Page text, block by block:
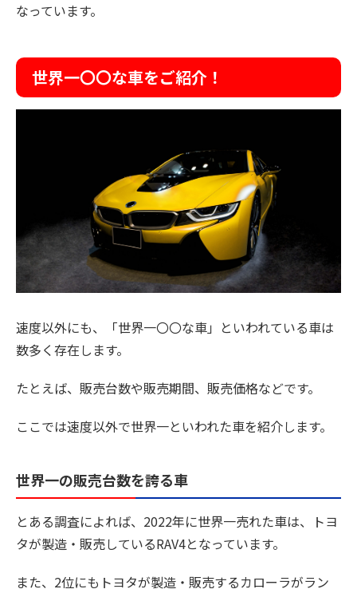
なっています。
世界一〇〇な車をご紹介！
速度以外にも、「世界一〇〇な車」といわれている車は
数多く存在します。
たとえば、販売台数や販売期間、販売価格などです。
ここでは速度以外で世界一といわれた車を紹介します。
世界一の販売台数を誇る車
とある調査によれば、2022年に世界一売れた車は、トヨ
タが製造・販売しているRAV4となっています。
また、2位にもトヨタが製造・販売するカローラがラン